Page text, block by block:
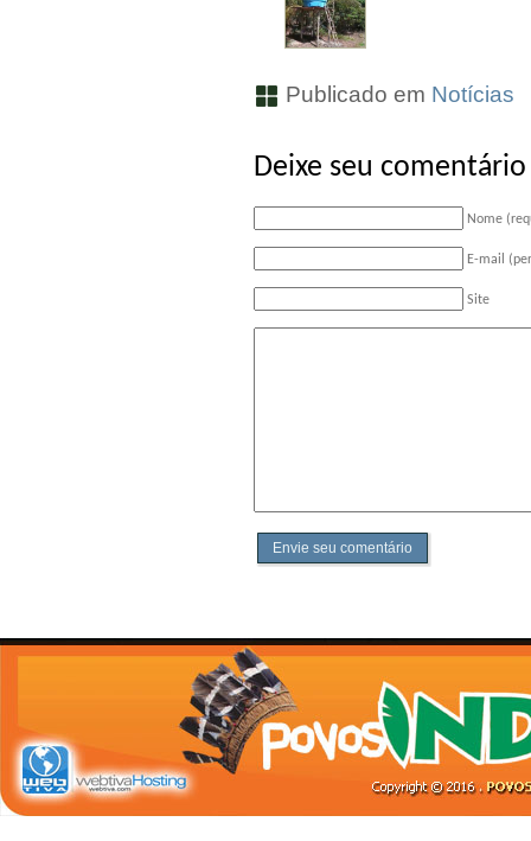
Publicado em Notícias
Deixe seu comentário
Nome
E-mail
Site
Envie seu comentário